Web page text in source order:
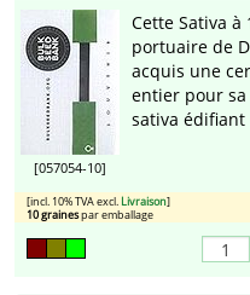
[057054-10]
Cette Sativa
portuaire de
acquis une
entier pour
sativa édifiant
[incl. 10% TVA excl. Livraison]
10 grainespar emballage